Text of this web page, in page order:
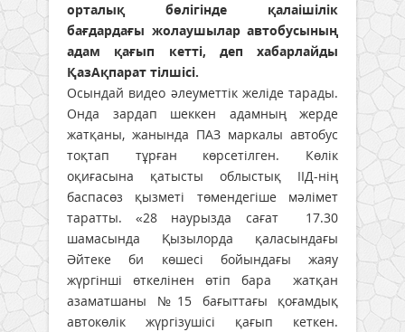
орталық бөлігінде қалаішілік
бағдардағы жолаушылар автобусының
адам қағып кетті, деп хабарлайды
ҚазАқпарат тілшісі.
Осындай видео әлеуметтік желіде тарады.
Онда зардап шеккен адамның жерде
жатқаны, жанында ПАЗ маркалы автобус
тоқтап тұрған көрсетілген. Көлік
оқиғасына қатысты облыстық ІІД-нің
баспасөз қызметі төмендегіше мәлімет
таратты. «28 наурызда сағат 17.30
шамасында Қызылорда қаласындағы
Әйтеке би көшесі бойындағы жаяу
жүргінші өткелінен өтіп бара жатқан
азаматшаны №15 бағыттағы қоғамдық
автокөлік жүргізушісі қағып кеткен.